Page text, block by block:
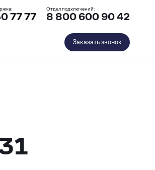
77 77
Отдел подключений:
8 800 600 90 42
Заказать звонок